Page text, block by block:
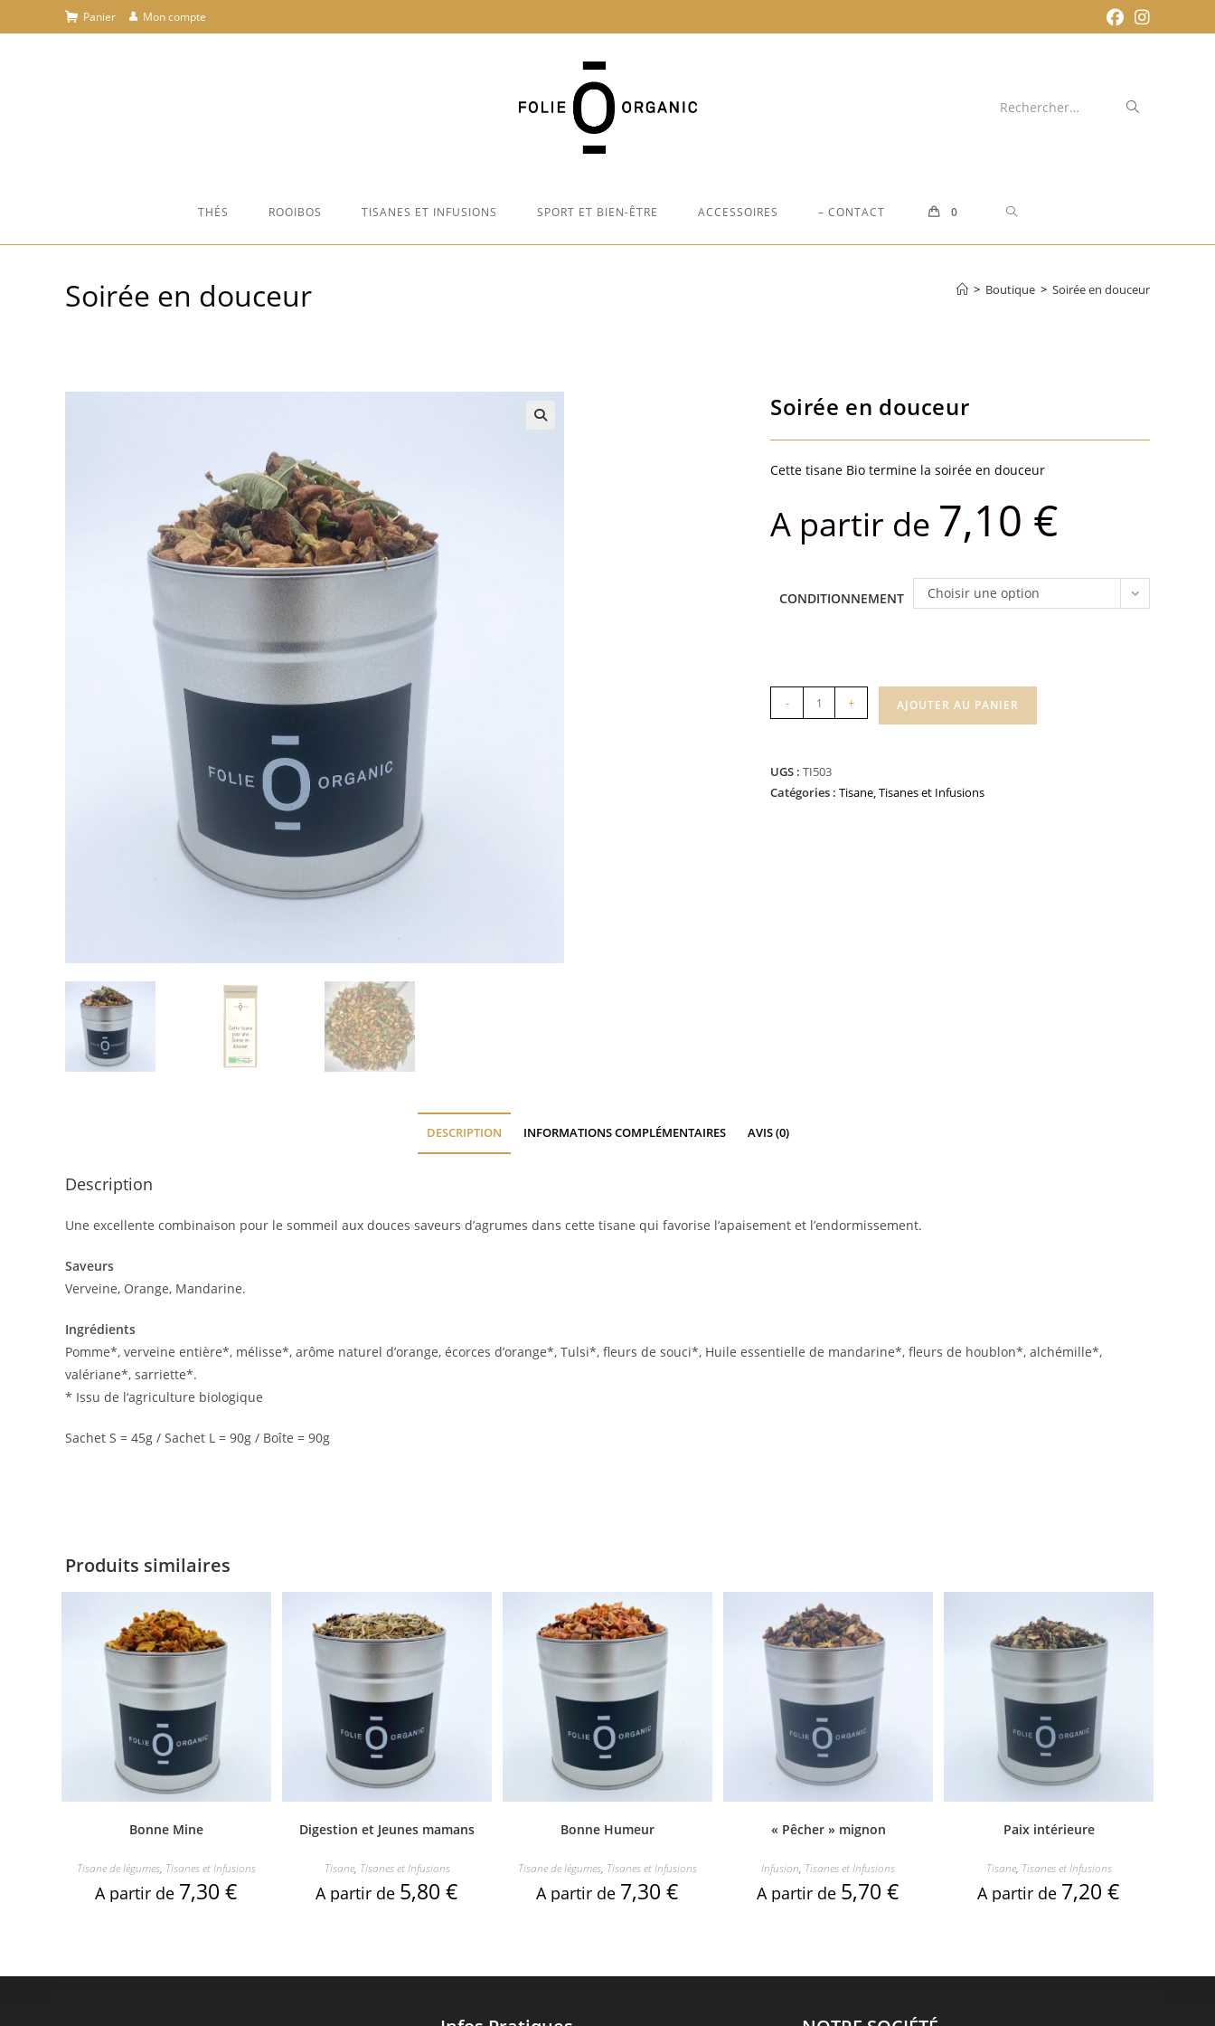
to
Panier Mon compte
Rechercher…
THÉS ROOIBOS TISANES ET INFUSIONS SPORT ET BIEN-ÊTRE ACCESSOIRES – CONTACT 0 TOGGLE
Soirée en douceur > Boutique > Soirée en douceur
Soirée en douceur
Cette tisane Bio termine la soirée en douceur
A partir de 7,10 €
CONDITIONNEMENT Choisir une option
quantité
de
en
douceur
- + AJOUTER AU PANIER
UGS : TI503
Catégories : Tisane,Tisanes et Infusions
DESCRIPTION INFORMATIONS COMPLÉMENTAIRES AVIS (0)
Description
Une excellente combinaison pour le sommeil aux douces saveurs d’agrumes dans cette tisane qui favorise l’apaisement et l’endormissement.
Saveurs
Verveine, Orange, Mandarine.
Ingrédients
Pomme*, verveine entière*, mélisse*, arôme naturel d’orange, écorces d’orange*, Tulsi*, fleurs de souci*, Huile essentielle de mandarine*, fleurs de houblon*, alchémille*,
valériane*, sarriette*.
* Issu de l‘agriculture biologique
Sachet S = 45g / Sachet L = 90g / Boîte = 90g
Produits similaires
Bonne Mine
Tisane de légumes, Tisanes et Infusions
A partir de 7,30 €
Digestion et Jeunes mamans
Tisane, Tisanes et Infusions
A partir de 5,80 €
Bonne Humeur
Tisane de légumes, Tisanes et Infusions
A partir de 7,30 €
« Pêcher » mignon
Infusion, Tisanes et Infusions
A partir de 5,70 €
Paix intérieure
Tisane, Tisanes et Infusions
A partir de 7,20 €